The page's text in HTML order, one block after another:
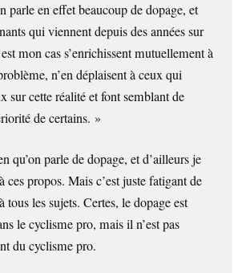
parle en effet beaucoup de dopage, et
qui viennent depuis des années sur
mon cas s’enrichissent mutuellement à
n’en déplaisent à ceux qui
sur cette réalité et font semblant de
de certains. »
qu’on parle de dopage, et d’ailleurs je
ces propos. Mais c’est juste fatigant de
tous les sujets. Certes, le dopage est
le cyclisme pro, mais il n’est pas
du cyclisme pro.